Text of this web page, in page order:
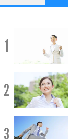
1
2
3